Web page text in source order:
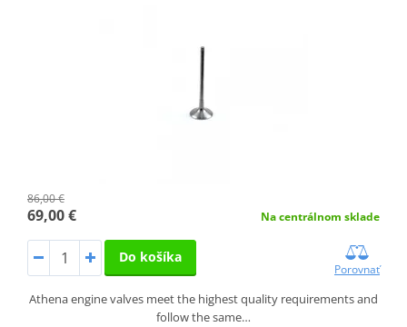
86,00 €
69,00 € Na centrálnom sklade
Do košíka
Porovnať
Athena engine valves meet the highest quality requirements and
follow the same…